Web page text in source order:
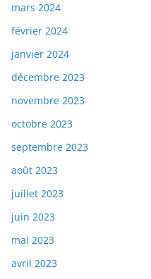
mars 2024
février 2024
janvier 2024
décembre 2023
novembre 2023
octobre 2023
septembre 2023
août 2023
juillet 2023
juin 2023
mai 2023
avril 2023